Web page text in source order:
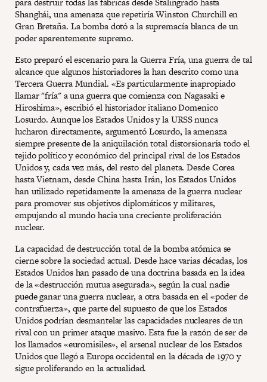
Shanghái, una amenaza que repetiría Winston Churchill en
Gran Bretaña. La bomba dotó a la supremacía blanca de un
poder aparentemente supremo.
Esto preparó el escenario para la Guerra Fría, una guerra de tal
alcance que algunos historiadores la han descrito como una
Tercera Guerra Mundial. «Es particularmente inapropiado
llamar "fría" a una guerra que comienza con Nagasaki e
Hiroshima», escribió el historiador italiano Domenico
Losurdo. Aunque los Estados Unidos y la URSS nunca
lucharon directamente, argumentó Losurdo, la amenaza
siempre presente de la aniquilación total distorsionaría todo el
tejido político y económico del principal rival de los Estados
Unidos y, cada vez más, del resto del planeta. Desde Corea
hasta Vietnam, desde China hasta Irán, los Estados Unidos
han utilizado repetidamente la amenaza de la guerra nuclear
para promover sus objetivos diplomáticos y militares,
empujando al mundo hacia una creciente proliferación
nuclear.
La capacidad de destrucción total de la bomba atómica se
cierne sobre la sociedad actual. Desde hace varias décadas, los
Estados Unidos han pasado de una doctrina basada en la idea
de la «destrucción mutua asegurada», según la cual nadie
puede ganar una guerra nuclear, a otra basada en el «poder de
contrafuerza», que parte del supuesto de que los Estados
Unidos podrían desmantelar las capacidades nucleares de un
rival con un primer ataque masivo. Esta fue la razón de ser de
los llamados «euromisiles», el arsenal nuclear de los Estados
Unidos que llegó a Europa occidental en la década de 1970 y
sigue proliferando en la actualidad.